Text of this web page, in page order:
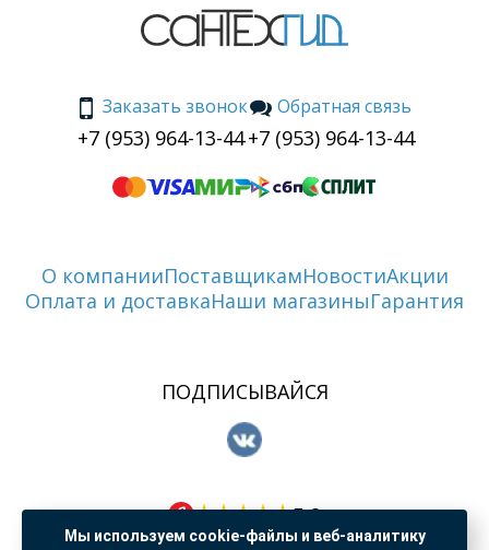
Заказать звонок
+7 (953) 964-13-44
Обратная связь
+7 (953) 964-13-44
О компанииПоставщикамНовостиАкции
Оплата и доставкаНаши магазиныГарантия
ПОДПИСЫВАЙСЯ
5.0
108 оценки
Мы используем cookie-файлы и веб-аналитику